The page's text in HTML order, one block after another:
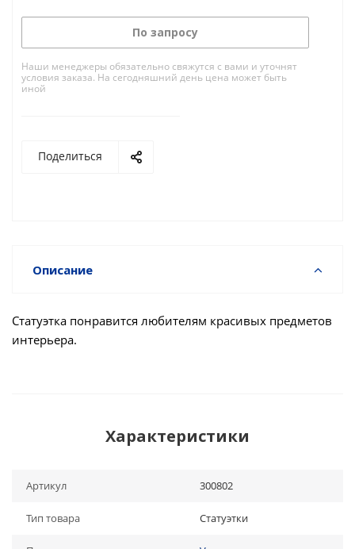
По запросу
Наши менеджеры обязательно свяжутся с вами и уточнят
условия заказа. На сегодняшний день цена может быть
иной
Поделиться
Описание
Статуэтка понравится любителям красивых предметов
интерьера.
Характеристики
Артикул 300802
Тип товара Статуэтки